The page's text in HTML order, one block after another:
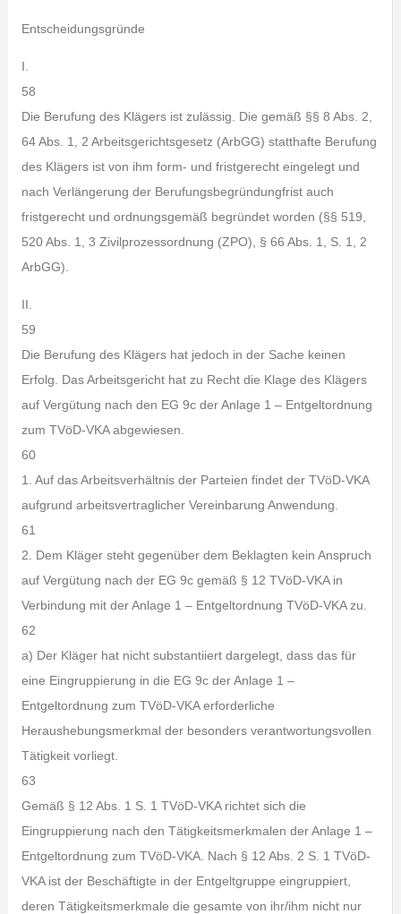
Entscheidungsgründe
I.
58
Die Berufung des Klägers ist zulässig. Die gemäß §§ 8 Abs. 2,
64 Abs. 1, 2 Arbeitsgerichtsgesetz (ArbGG) statthafte Berufung
des Klägers ist von ihm form- und fristgerecht eingelegt und
nach Verlängerung der Berufungsbegründungfrist auch
fristgerecht und ordnungsgemäß begründet worden (§§ 519,
520 Abs. 1, 3 Zivilprozessordnung (ZPO), § 66 Abs. 1, S. 1, 2
ArbGG).
II.
59
Die Berufung des Klägers hat jedoch in der Sache keinen
Erfolg. Das Arbeitsgericht hat zu Recht die Klage des Klägers
auf Vergütung nach den EG 9c der Anlage 1 – Entgeltordnung
zum TVöD-VKA abgewiesen.
60
1. Auf das Arbeitsverhältnis der Parteien findet der TVöD-VKA
aufgrund arbeitsvertraglicher Vereinbarung Anwendung.
61
2. Dem Kläger steht gegenüber dem Beklagten kein Anspruch
auf Vergütung nach der EG 9c gemäß § 12 TVöD-VKA in
Verbindung mit der Anlage 1 – Entgeltordnung TVöD-VKA zu.
62
a) Der Kläger hat nicht substantiiert dargelegt, dass das für
eine Eingruppierung in die EG 9c der Anlage 1 –
Entgeltordnung zum TVöD-VKA erforderliche
Heraushebungsmerkmal der besonders verantwortungsvollen
Tätigkeit vorliegt.
63
Gemäß § 12 Abs. 1 S. 1 TVöD-VKA richtet sich die
Eingruppierung nach den Tätigkeitsmerkmalen der Anlage 1 –
Entgeltordnung zum TVöD-VKA. Nach § 12 Abs. 2 S. 1 TVöD-
VKA ist der Beschäftigte in der Entgeltgruppe eingruppiert,
deren Tätigkeitsmerkmale die gesamte von ihr/ihm nicht nur